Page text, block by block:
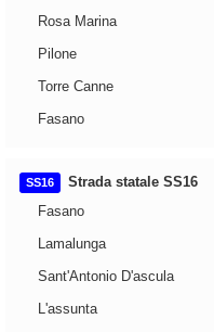
Rosa Marina
Pilone
Torre Canne
Fasano
SS16
Strada statale SS16
Fasano
Lamalunga
Sant'Antonio D'ascula
L'assunta